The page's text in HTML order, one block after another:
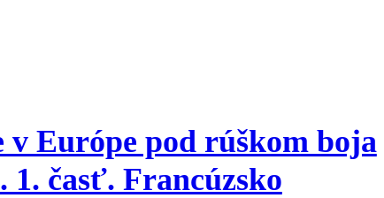
v Európe pod rúškom boja
časť. Francúzsko